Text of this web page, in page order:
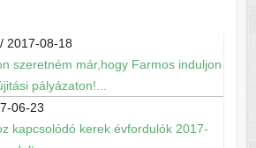
2017-08-18
szeretném már,hogy Farmos induljon
pályázaton!...
06-23
kapcsolódó kerek évfordulók 2017-